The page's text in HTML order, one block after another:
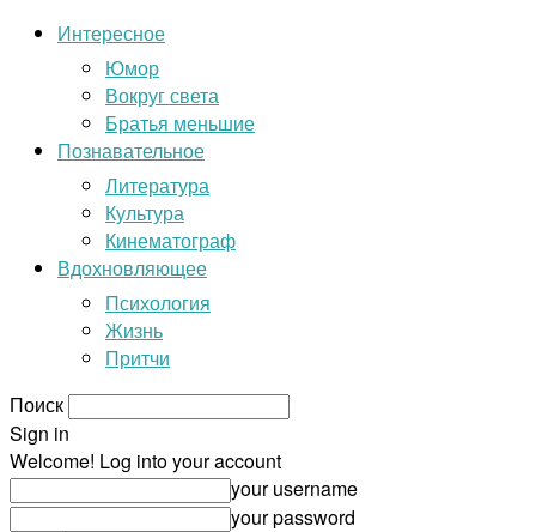
Интересное
Юмор
Вокруг света
Братья меньшие
Познавательное
Литература
Культура
Кинематограф
Вдохновляющее
Психология
Жизнь
Притчи
Поиск
Sign in
Welcome! Log into your account
your username
your password